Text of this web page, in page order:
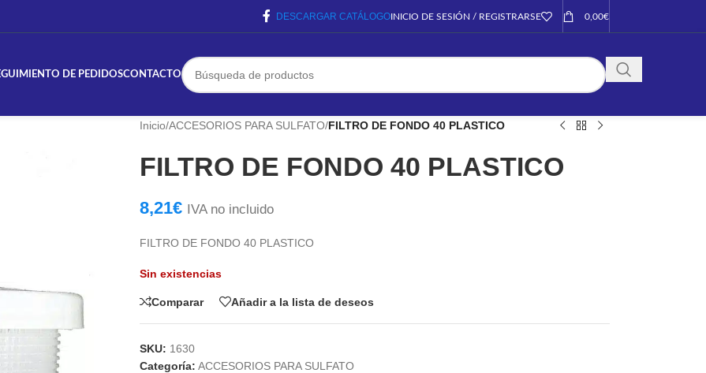
DESCARGAR CATÁLOGOINICIO DE SESIÓN / REGISTRARSE 0,00€
DE PEDIDOSCONTACTO
Inicio/ACCESORIOS PARA SULFATO/FILTRO DE FONDO 40 PLASTICO
FILTRO DE FONDO 40 PLASTICO
8,21€ IVA no incluido
FILTRO DE FONDO 40 PLASTICO
Sin existencias
Comparar Añadir a la lista de deseos
SKU: 1630
Categoría: ACCESORIOS PARA SULFATO